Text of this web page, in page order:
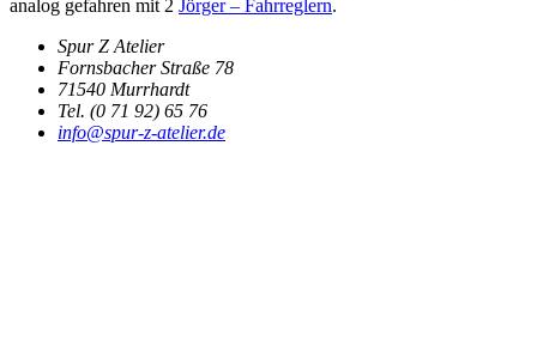
analog gefahren mit 2 Jörger – Fahrreglern.
Spur Z Atelier
Fornsbacher Straße 78
71540 Murrhardt
Tel. (0 71 92) 65 76
info@spur-z-atelier.de